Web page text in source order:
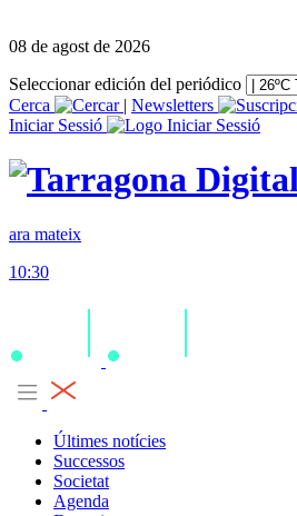
08 de agost de 2026
Seleccionar edición del periódico
Cerca
| Newsletters
Iniciar Sessió
ara mateix
10:30
Últimes notícies
Successos
Societat
Agenda